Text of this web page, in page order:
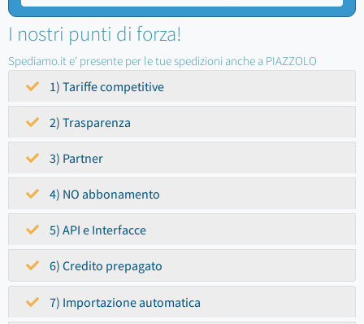
I nostri punti di forza!
Spediamo.it e' presente per le tue spedizioni anche a PIAZZOLO
1) Tariffe competitive
2) Trasparenza
3) Partner
4) NO abbonamento
5) API e Interfacce
6) Credito prepagato
7) Importazione automatica